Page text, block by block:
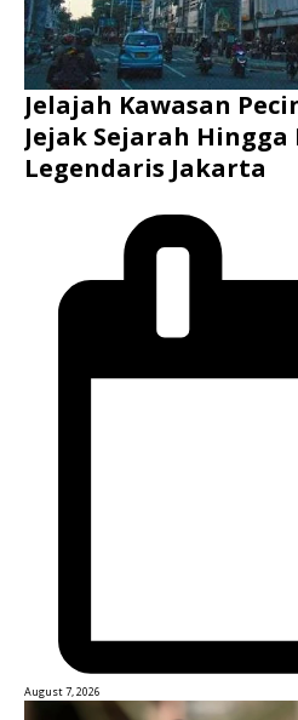
Jelajah Kawasan
Jejak Sejarah
Legendaris Jakarta
August 7, 2026